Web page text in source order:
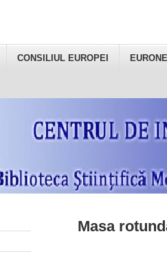
CONSILIUL EUROPEI
Masa